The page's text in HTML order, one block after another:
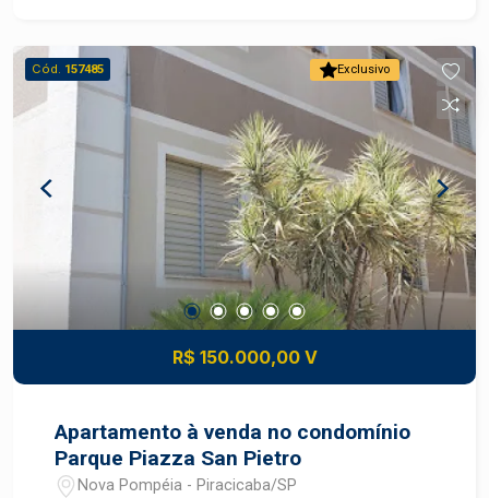
Exclusivo
Cód. 157485
R$ 150.000,00 V
Apartamento à venda no condomínio
Parque Piazza San Pietro
Nova Pompéia - Piracicaba/SP